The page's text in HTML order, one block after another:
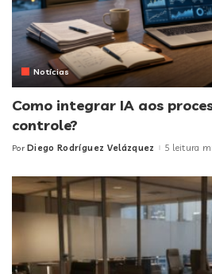
Notícias
Como integrar IA aos
controle?
Posted
Por Diego Rodríguez Velázquez 5 leitura